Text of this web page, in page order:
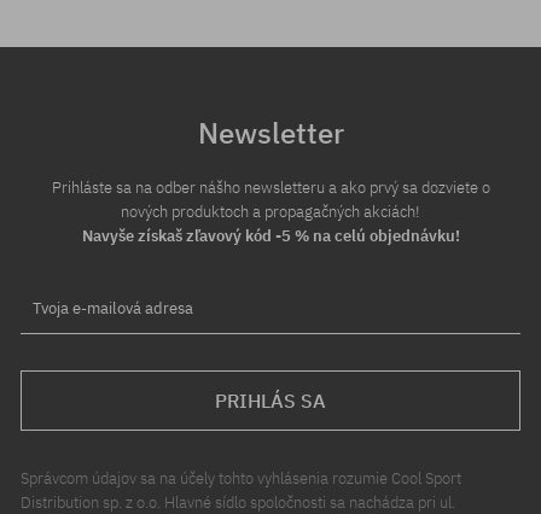
Newsletter
Prihláste sa na odber nášho newsletteru a ako prvý sa dozviete o
nových produktoch a propagačných akciách!
Navyše získaš zľavový kód -5 % na celú objednávku!
Tvoja e-mailová adresa
PRIHLÁS SA
Správcom údajov sa na účely tohto vyhlásenia rozumie Cool Sport
Distribution sp. z o.o. Hlavné sídlo spoločnosti sa nachádza pri ul.